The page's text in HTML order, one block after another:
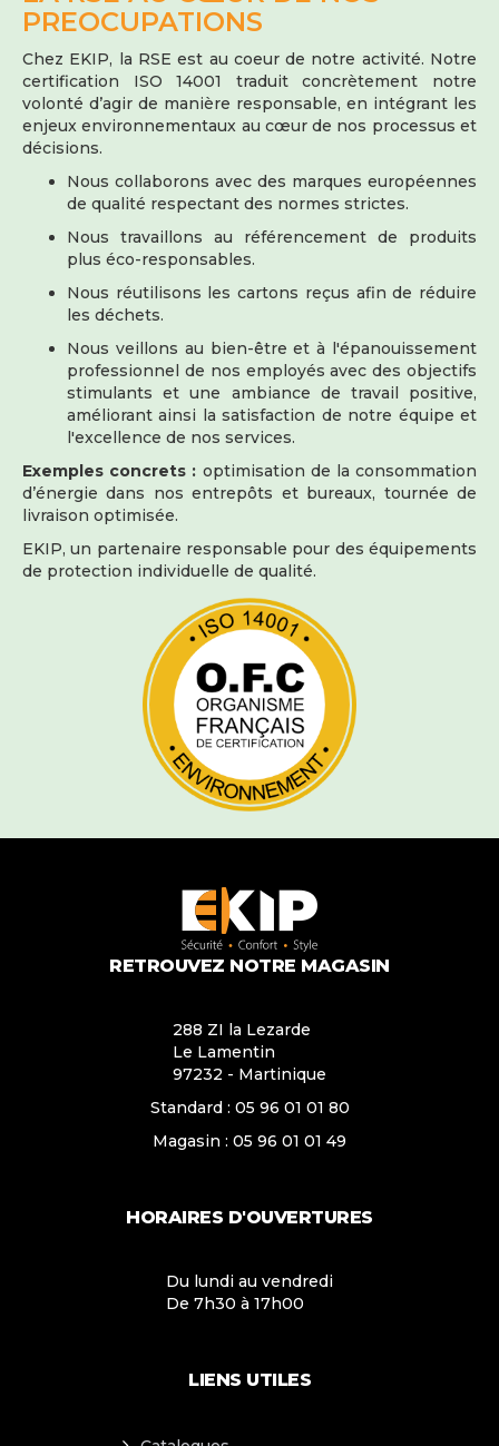
PREOCUPATIONS
Chez EKIP, la RSE est au coeur de notre activité. Notre
certification ISO 14001 traduit concrètement notre
volonté d’agir de manière responsable, en intégrant les
enjeux environnementaux au cœur de nos processus et
décisions.
Nous collaborons avec des marques européennes
de qualité respectant des normes strictes.
Nous travaillons au référencement de produits
plus éco-responsables.
Nous réutilisons les cartons reçus afin de réduire
les déchets.
Nous veillons au bien-être et à l'épanouissement
professionnel de nos employés avec des objectifs
stimulants et une ambiance de travail positive,
améliorant ainsi la satisfaction de notre équipe et
l'excellence de nos services.
Exemples concrets : optimisation de la consommation
d’énergie dans nos entrepôts et bureaux, tournée de
livraison optimisée.
EKIP, un partenaire responsable pour des équipements
de protection individuelle de qualité.
RETROUVEZ NOTRE MAGASIN
288 ZI la Lezarde
Le Lamentin
97232 - Martinique
Standard : 05 96 01 01 80
Magasin : 05 96 01 01 49
HORAIRES D'OUVERTURES
Du lundi au vendredi
De 7h30 à 17h00
LIENS UTILES